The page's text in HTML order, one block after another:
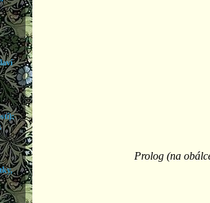
Prolog (na